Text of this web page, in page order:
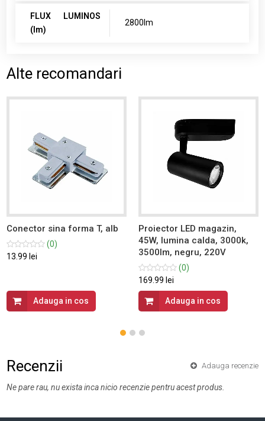
FLUX LUMINOS
(lm)
2800lm
Alte recomandari
Conector sina forma T, alb
(0)
13.99 lei
Adauga in cos
Proiector LED magazin,
45W, lumina calda, 3000k,
3500lm, negru, 220V
(0)
169.99 lei
Adauga in cos
Recenzii Adauga recenzie
Ne pare rau, nu exista inca nicio recenzie pentru acest produs.